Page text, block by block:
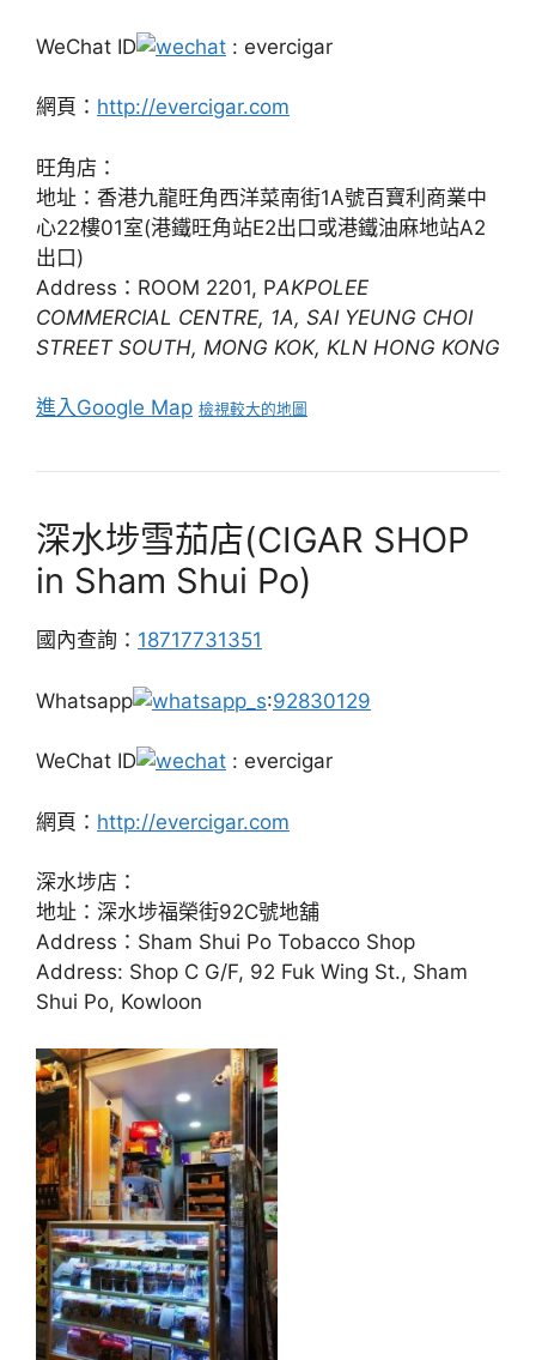
WeChat ID : evercigar
網頁： http://evercigar.com
旺角店：
地址：香港九龍旺角西洋菜南街1A號百寶利商業中
心22樓01室(港鐵旺角站E2出口或港鐵油麻地站A2
出口)
Address：ROOM 2201, PAKPOLEE
COMMERCIAL CENTRE, 1A, SAI YEUNG CHOI
STREET SOUTH, MONG KOK, KLN HONG KONG
進入Google Map 檢視較大的地圖
深水埗雪茄店(CIGAR SHOP
in Sham Shui Po)
國內查詢： 18717731351
Whatsapp :92830129
WeChat ID : evercigar
網頁： http://evercigar.com
深水埗店：
地址：深水埗福榮街92C號地舖
Address：Sham Shui Po Tobacco Shop
Address: Shop C G/F, 92 Fuk Wing St., Sham
Shui Po, Kowloon